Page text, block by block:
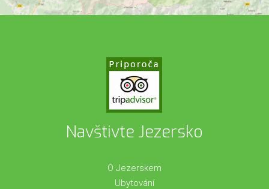
Navštivte Jezersko
O Jezerskem
Ubytování